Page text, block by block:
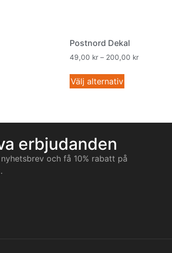
Postnord Dekal
49,00 kr – 200,00 kr
Välj alternativ
erbjudanden
och få 10% rabatt på